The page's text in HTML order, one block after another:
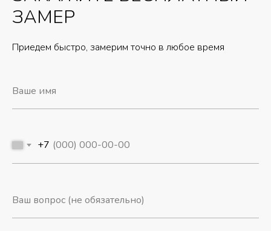
ЗАМЕР
Приедем быстро, замерим точно в любое время
+7